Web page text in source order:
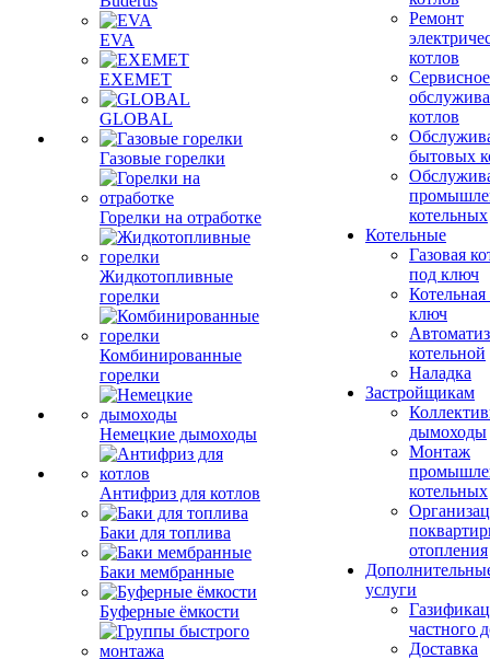
EVA
EXEMET
GLOBAL
Газовые горелки
Горелки на отработке
Жидкотопливные
горелки
Комбинированные
горелки
Немецкие дымоходы
Антифриз для котлов
Баки для топлива
Баки мембранные
Буферные ёмкости
Ремонт
котлов
Сервисное
котлов
бытовых
котельных
Котельные
Газовая
под ключ
ключ
котельной
Наладка
Застройщикам
дымоходы
Монтаж
котельных
отопления
услуги
частного
Доставка